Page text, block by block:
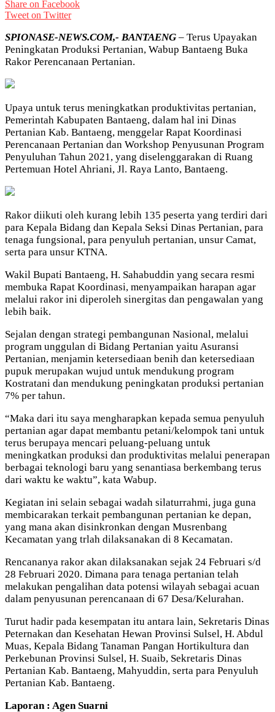
Share on Facebook
Tweet on Twitter
SPIONASE-NEWS.COM,- BANTAENG – Terus Upayakan
Peningkatan Produksi Pertanian, Wabup Bantaeng Buka
Rakor Perencanaan Pertanian.
Upaya untuk terus meningkatkan produktivitas pertanian,
Pemerintah Kabupaten Bantaeng, dalam hal ini Dinas
Pertanian Kab. Bantaeng, menggelar Rapat Koordinasi
Perencanaan Pertanian dan Workshop Penyusunan Program
Penyuluhan Tahun 2021, yang diselenggarakan di Ruang
Pertemuan Hotel Ahriani, Jl. Raya Lanto, Bantaeng.
Rakor diikuti oleh kurang lebih 135 peserta yang terdiri dari
para Kepala Bidang dan Kepala Seksi Dinas Pertanian, para
tenaga fungsional, para penyuluh pertanian, unsur Camat,
serta para unsur KTNA.
Wakil Bupati Bantaeng, H. Sahabuddin yang secara resmi
membuka Rapat Koordinasi, menyampaikan harapan agar
melalui rakor ini diperoleh sinergitas dan pengawalan yang
lebih baik.
Sejalan dengan strategi pembangunan Nasional, melalui
program unggulan di Bidang Pertanian yaitu Asuransi
Pertanian, menjamin ketersediaan benih dan ketersediaan
pupuk merupakan wujud untuk mendukung program
Kostratani dan mendukung peningkatan produksi pertanian
7% per tahun.
“Maka dari itu saya mengharapkan kepada semua penyuluh
pertanian agar dapat membantu petani/kelompok tani untuk
terus berupaya mencari peluang-peluang untuk
meningkatkan produksi dan produktivitas melalui penerapan
berbagai teknologi baru yang senantiasa berkembang terus
dari waktu ke waktu”, kata Wabup.
Kegiatan ini selain sebagai wadah silaturrahmi, juga guna
membicarakan terkait pembangunan pertanian ke depan,
yang mana akan disinkronkan dengan Musrenbang
Kecamatan yang trlah dilaksanakan di 8 Kecamatan.
Rencananya rakor akan dilaksanakan sejak 24 Februari s/d
28 Februari 2020. Dimana para tenaga pertanian telah
melakukan pengalihan data potensi wilayah sebagai acuan
dalam penyusunan perencanaan di 67 Desa/Kelurahan.
Turut hadir pada kesempatan itu antara lain, Sekretaris Dinas
Peternakan dan Kesehatan Hewan Provinsi Sulsel, H. Abdul
Muas, Kepala Bidang Tanaman Pangan Hortikultura dan
Perkebunan Provinsi Sulsel, H. Suaib, Sekretaris Dinas
Pertanian Kab. Bantaeng, Mahyuddin, serta para Penyuluh
Pertanian Kab. Bantaeng.
Laporan : Agen Suarni